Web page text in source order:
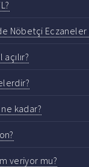
Nöbetçi Eczaneler
ne kadar?
veriyor mu?